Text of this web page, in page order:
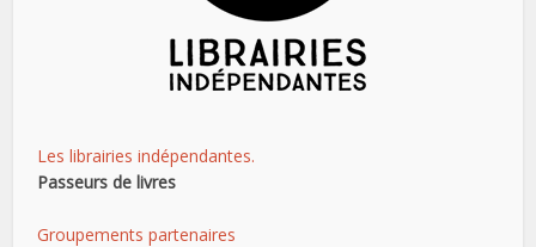
Les librairies indépendantes.
Passeurs de livres
Groupements partenaires